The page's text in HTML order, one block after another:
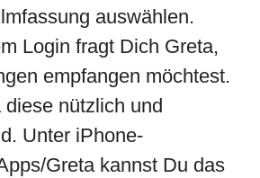
auswählen.
Login fragt Dich Greta,
empfangen möchtest.
nützlich und
Unter iPhone-
Greta kannst Du das